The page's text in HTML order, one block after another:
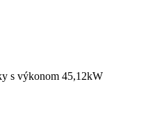
s výkonom 45,12kW